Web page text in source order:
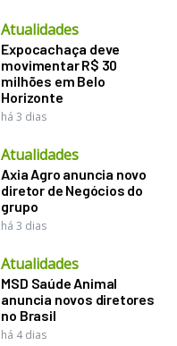
Atualidades
Expocachaça deve
movimentar R$ 30
milhões em Belo
Horizonte
há 3 dias
Atualidades
Axia Agro anuncia novo
diretor de Negócios do
grupo
há 3 dias
Atualidades
MSD Saúde Animal
anuncia novos diretores
no Brasil
há 4 dias